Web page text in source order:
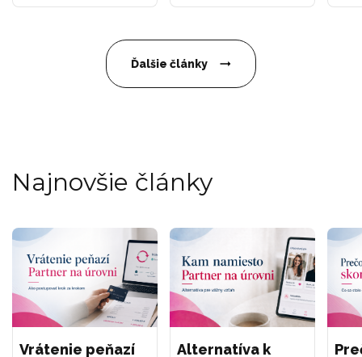
Ďalšie články
Najnovšie články
Vrátenie peňazí
Alternatíva k